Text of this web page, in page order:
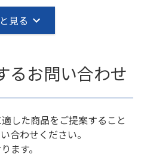
見る
るお問い合わせ
した商品をご提案すること
合わせください。
ます。